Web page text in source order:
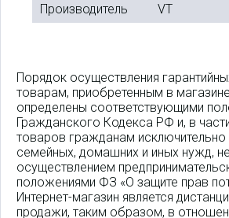
Производитель VT
Порядок осуществления
товарам, приобретенным в
определены соответствующими
Гражданского Кодекса РФ и, в
товаров гражданам исключительно
семейных, домашних и иных нужд,
осуществлением
положениями ФЗ «О защите прав
Интернет-магазин является
продажи, таким образом, в